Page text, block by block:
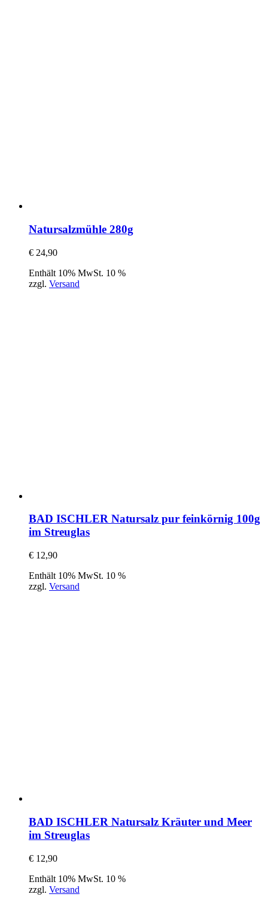
Natursalzmühle 280g
€ 24,90
Enthält 10% MwSt. 10 %
zzgl. Versand
BAD ISCHLER Natursalz pur feinkörnig 100g
im Streuglas
€ 12,90
Enthält 10% MwSt. 10 %
zzgl. Versand
BAD ISCHLER Natursalz Kräuter und Meer
im Streuglas
€ 12,90
Enthält 10% MwSt. 10 %
zzgl. Versand